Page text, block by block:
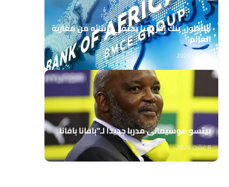
الناظور.. بنك إفريقيا يحتفي بزبنائه من مغاربة
العالم
8 غشت 2026
بيتسو موسيماني مدربا جديدا لـ"بافانا بافانا
8 غشت 2026